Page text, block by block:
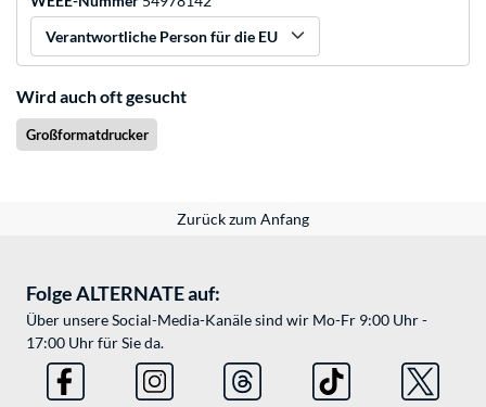
Verantwortliche Person für die EU
Wird auch oft gesucht
Großformatdrucker
Zurück zum Anfang
Folge ALTERNATE auf:
Über unsere Social-Media-Kanäle sind wir Mo-Fr 9:00 Uhr -
17:00 Uhr für Sie da.